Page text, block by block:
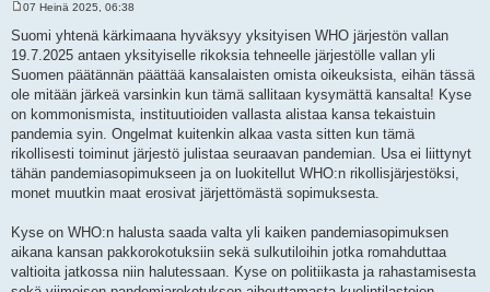
e
s
i
07 Heinä 2025, 06:38
Suomi yhtenä kärkimaana hyväksyy yksityisen WHO järjestön vallan
19.7.2025 antaen yksityiselle rikoksia tehneelle järjestölle vallan yli
Suomen päätännän päättää kansalaisten omista oikeuksista, eihän tässä
ole mitään järkeä varsinkin kun tämä sallitaan kysymättä kansalta! Kyse
on kommonismista, instituutioiden vallasta alistaa kansa tekaistuin
pandemia syin. Ongelmat kuitenkin alkaa vasta sitten kun tämä
rikollisesti toiminut järjestö julistaa seuraavan pandemian. Usa ei liittynyt
tähän pandemiasopimukseen ja on luokitellut WHO:n rikollisjärjestöksi,
monet muutkin maat erosivat järjettömästä sopimuksesta.
Kyse on WHO:n halusta saada valta yli kaiken pandemiasopimuksen
aikana kansan pakkorokotuksiin sekä sulkutiloihin jotka romahduttaa
valtioita jatkossa niin halutessaan. Kyse on politiikasta ja rahastamisesta